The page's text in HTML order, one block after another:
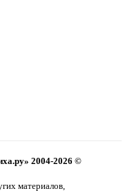
2004-2026 ©
материалов,